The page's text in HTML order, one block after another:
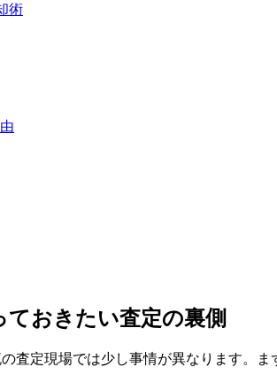
術
おきたい査定の裏側
定現場では少し事情が異なります。